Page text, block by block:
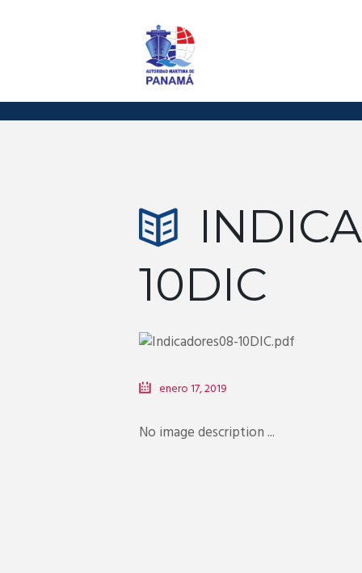
10DIC
enero 17, 2019
No image description ...